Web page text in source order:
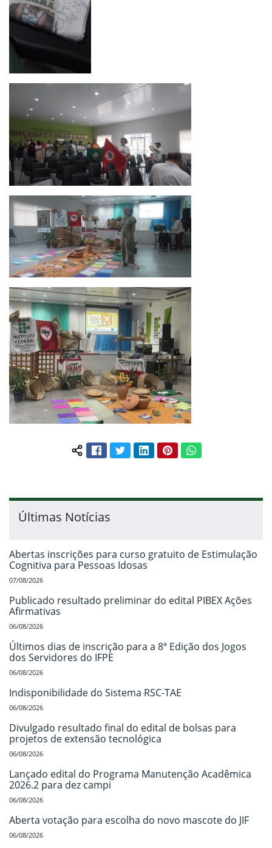
Compartilhar conteúdo:
FacebookTwitterLinkedInPinterestWhatsApp
Últimas Notícias
Abertas inscrições para curso gratuito de Estimulação
Cognitiva para Pessoas Idosas
07/08/2026
Publicado resultado preliminar do edital PIBEX Ações
Afirmativas
06/08/2026
Últimos dias de inscrição para a 8ª Edição dos Jogos
dos Servidores do IFPE
06/08/2026
Indisponibilidade do Sistema RSC-TAE
06/08/2026
Divulgado resultado final do edital de bolsas para
projetos de extensão tecnológica
06/08/2026
Lançado edital do Programa Manutenção Acadêmica
2026.2 para dez campi
06/08/2026
Aberta votação para escolha do novo mascote do JIF
06/08/2026